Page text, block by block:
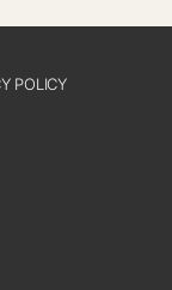
POLICY